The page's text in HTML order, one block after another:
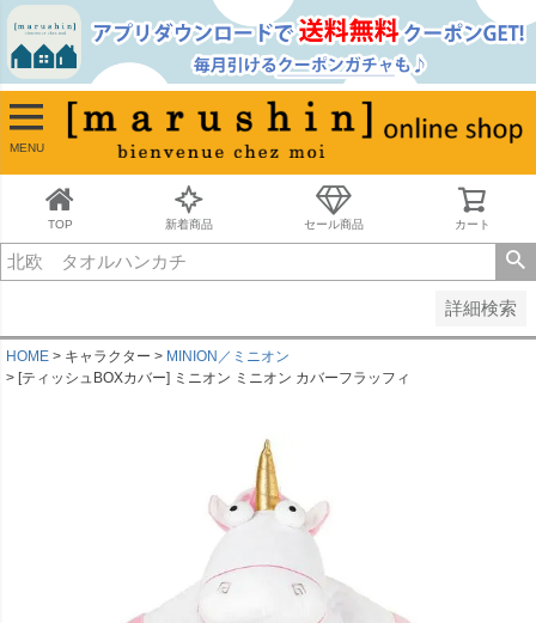
MENU
TOP 新着商品 セール商品 カート
詳細検索
並び順
新着順
古い順
価格が安い順
価格が高い順
キーワードヒット順
HOME キャラクター
MINION／ミニオン
[ティッシュBOXカバー] ミニオン ミニオン カバーフラッフィ